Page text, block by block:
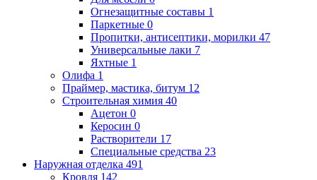
Огнезащитные составы 1
Паркетные 0
Пропитки, антисептики, морилки 47
Универсальные лаки 7
Яхтные 1
Олифа 1
Праймер, мастика, битум 12
Строительная химия 40
Ацетон 0
Керосин 0
Растворители 17
Специальные средства 23
Наружная отделка 491
Кровля 142